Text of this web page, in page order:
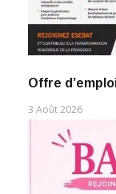
Offre
3 Août 2026